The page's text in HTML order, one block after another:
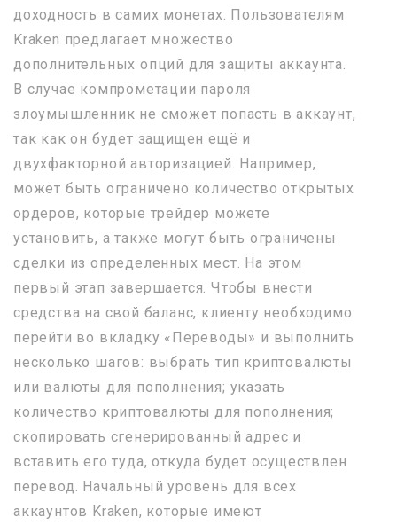
доходность в самих монетах. Пользователям
Kraken предлагает множество
дополнительных опций для защиты аккаунта.
В случае компрометации пароля
злоумышленник не сможет попасть в аккаунт,
так как он будет защищен ещё и
двухфакторной авторизацией. Например,
может быть ограничено количество открытых
ордеров, которые трейдер можете
установить, а также могут быть ограничены
сделки из определенных мест. На этом
первый этап завершается. Чтобы внести
средства на свой баланс, клиенту необходимо
перейти во вкладку «Переводы» и выполнить
несколько шагов: выбрать тип криптовалюты
или валюты для пополнения; указать
количество криптовалюты для пополнения;
скопировать сгенерированный адрес и
вставить его туда, откуда будет осуществлен
перевод. Начальный уровень для всех
аккаунтов Kraken, которые имеют